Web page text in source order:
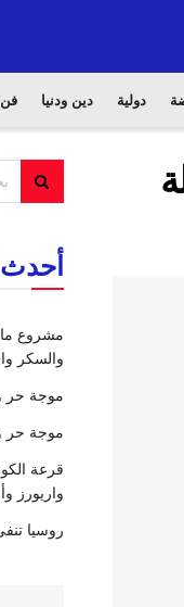
دولية دين ودنيا فن
والسكر
موجة حر
موجة حر
قرعة
واريورز
روسيا